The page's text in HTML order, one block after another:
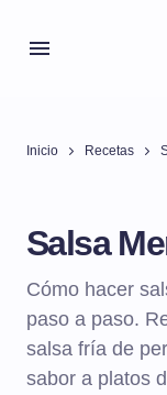
Inicio Recetas
Salsa
Cómo hacer
paso a paso.
salsa fría de
sabor a platos